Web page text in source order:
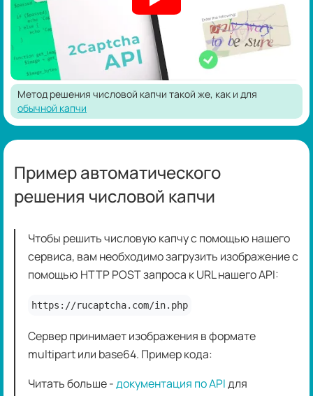
Метод решения числовой капчи такой же, как и для
обычной капчи
Пример автоматического
решения числовой капчи
Чтобы решить числовую капчу с помощью нашего
сервиса, вам необходимо загрузить изображение с
помощью HTTP POST запроса к URL нашего API:
https://rucaptcha.com/in.php
Сервер принимает изображения в формате
multipart или base64. Пример кода:
Читать больше -документация по APIдля